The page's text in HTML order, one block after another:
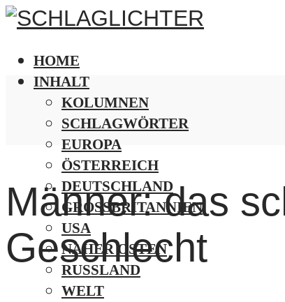
HOME
INHALT
KOLUMNEN
SCHLAGWÖRTER
EUROPA
ÖSTERREICH
DEUTSCHLAND
GROSSBRITANNIEN
USA
NAHER OSTEN
RUSSLAND
WELT
Männer: das
Geschlecht